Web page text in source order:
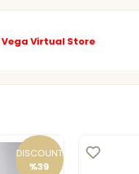
Vega Virtual Store
DISCOUNT
%39